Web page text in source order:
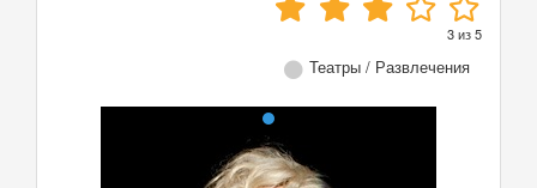
3из5
Театры / Развлечения